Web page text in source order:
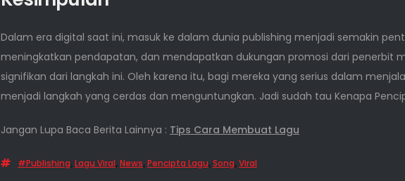
Dalam era digital saat ini, masuk ke dalam dunia publishing menjadi semakin
meningkatkan pendapatan, dan mendapatkan dukungan promosi dari penerbit
signifikan dari langkah ini. Oleh karena itu, bagi mereka yang serius dalam
menjadi langkah yang cerdas dan menguntungkan. Jadi sudah tau Kenapa
Jangan Lupa Baca Berita Lainnya : Tips Cara Membuat Lagu
#publishing,Lagu Viral,News,Pencipta Lagu,Song,Viral